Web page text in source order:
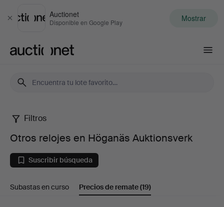
Cerrar
Auctionet
Disponible en Google Play Mostrar
Otros
relojes
en
Höganäs
Filtros
Otros relojes en Höganäs Auktionsverk
Suscribir búsqueda
Subastas en curso Precios de remate(19)